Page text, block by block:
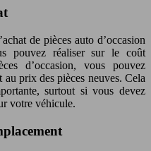
de pièces auto d’occasion
pouvez réaliser sur le coût
d’occasion, vous pouvez
prix des pièces neuves. Cela
surtout si vous devez
votre véhicule.